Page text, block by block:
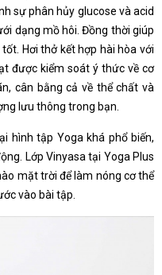
sự phân hủy glucose và acid
dạng mồ hôi. Đồng thời giúp
Hơi thở kết hợp hài hòa với
được kiểm soát ý thức về cơ
cân bằng cả về thể chất và
lưu thông trong bạn.
hình tập Yoga khá phổ biến,
Lớp Vinyasa tại Yoga Plus
mặt trời để làm nóng cơ thể
vào bài tập.